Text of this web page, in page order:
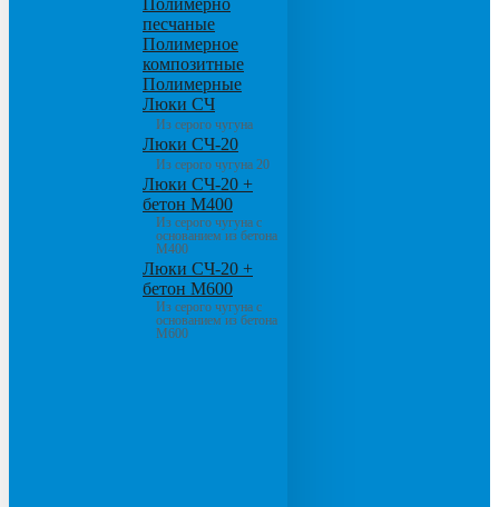
песчаные
Полимерное
композитные
Полимерные
Люки СЧ
Из серого чугуна
Люки СЧ-20
Из серого чугуна 20
Люки СЧ-20 +
бетон М400
Из серого чугуна с
основанием из бетона
М400
Люки СЧ-20 +
бетон М600
Из серого чугуна с
основанием из бетона
М600